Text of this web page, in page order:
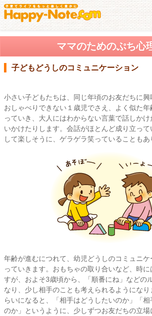
ママのためのぷち心
子どもどうしのコミュニケーション
小さい子どもたちは、同じ年頃のお友だちに興
おしゃべりできない１歳児でさえ、よく似た
っていき、大人にはわからない言葉で話しか
いかけたりします。会話がほとんど成り立って
して楽しそうに、ゲラゲラ笑っていることもあ
年齢が進むにつれて、幼児どうしのコミュニ
っていきます。おもちゃの取り合いなど、時に
すが、およそ3歳頃から、「順番にね」などの
なり、少し相手のことも考えられるようになり
らいになると、「相手はどうしたいのか」「
のか」というように、少しずつお友だちの立場